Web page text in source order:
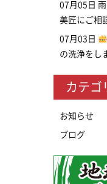
07月05日
美匠にご相
07月03日
の洗浄をし
カテゴ
お知らせ
ブログ